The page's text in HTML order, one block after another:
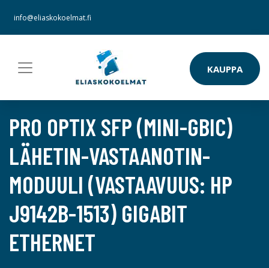
info@eliaskokoelmat.fi
KAUPPA
PRO OPTIX SFP (MINI-GBIC)
LÄHETIN-VASTAANOTIN-
MODUULI (VASTAAVUUS: HP
J9142B-1513) GIGABIT
ETHERNET